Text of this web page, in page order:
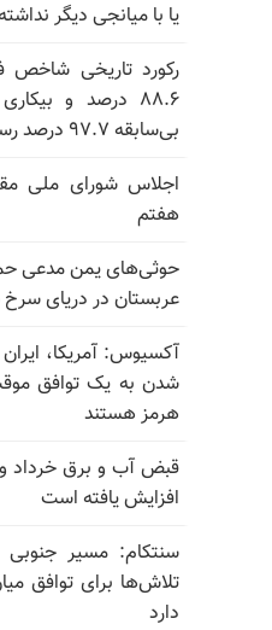
یا با میانجی دیگر
رکورد تاریخی شاخص
بی‌سابقه ۹۷.۷ درصد رسید
اجلاس شورای ملی
هفتم
حوثی‌های یمن مدعی
عربستان در دریای
آکسیوس: آمریکا،
شدن به یک توافق
هرمز هستند
افزایش یافته است
سنتکام: مسیر جنوبی
تلاش‌ها برای توافق
دارد